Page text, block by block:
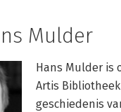
Mulder
Hans Mulder is
Artis
geschiedenis